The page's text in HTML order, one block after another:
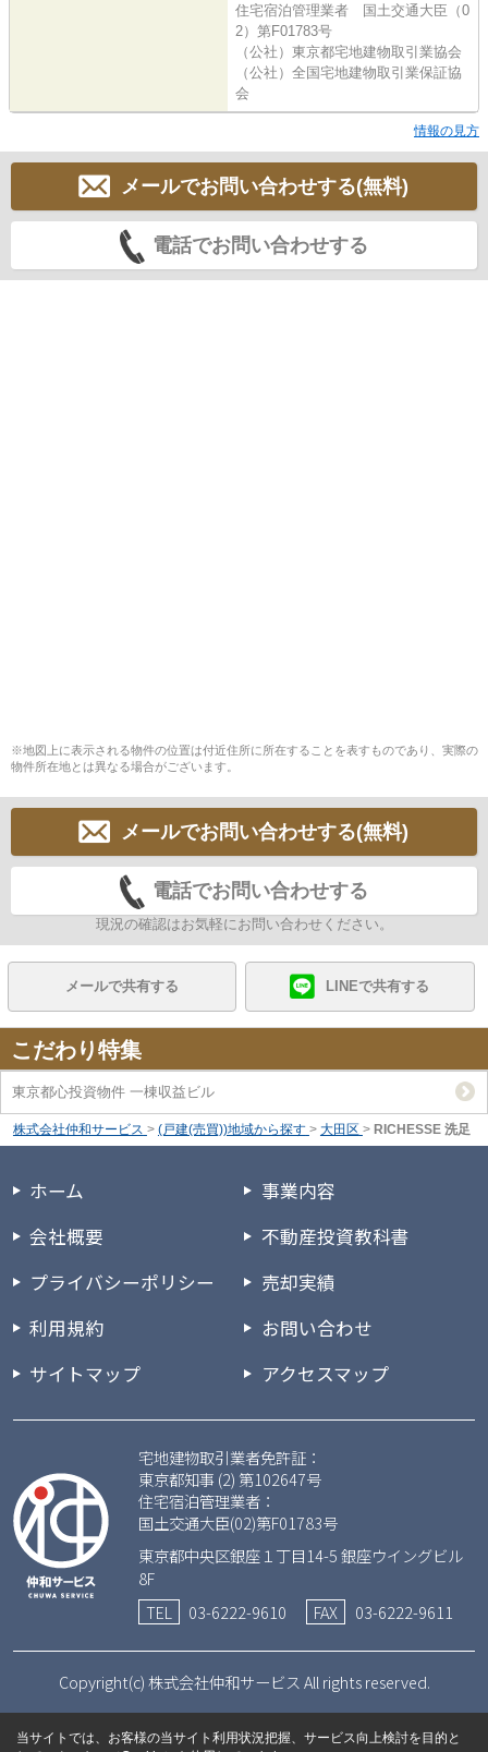
住宅宿泊管理業者 国土交通大臣（0
2）第F01783号
（公社）東京都宅地建物取引業協会
（公社）全国宅地建物取引業保証協
会
情報の見方
メールでお問い合わせする(無料)
電話でお問い合わせする
※地図上に表示される物件の位置は付近住所に所在することを表すものであり、実際の
物件所在地とは異なる場合がございます。
メールでお問い合わせする(無料)
電話でお問い合わせする
現況の確認はお気軽にお問い合わせください。
メールで共有する LINEで共有する
こだわり特集
東京都心投資物件 一棟収益ビル
株式会社仲和サービス > (戸建(売買))地域から探す > 大田区 > RICHESSE 洗足
ホーム
会社概要
プライバシーポリシー
利用規約
サイトマップ
事業内容
不動産投資教科書
売却実績
お問い合わせ
アクセスマップ
宅地建物取引業者免許証：
東京都知事 (2) 第102647号
住宅宿泊管理業者：
国土交通大臣(02)第F01783号
東京都中央区銀座１丁目14-5 銀座ウイングビル
8F
TEL
03-6222-9610 FAX 03-6222-9611
Copyright(c) 株式会社仲和サービス All rights reserved.
当サイトでは、お客様の当サイト利用状況把握、サービス向上検討を目的と